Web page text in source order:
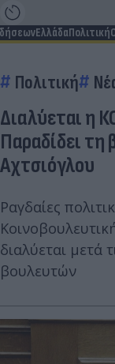
ΕλλάδαΠολιτική
Πολιτική
Διαλύεται η
Παραδίδει
Αχτσιόγλου
Ραγδαίες
διαλύεται μετά
βουλευτών